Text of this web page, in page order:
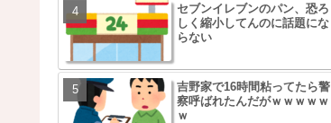
セブンイレブンのパン、恐ろ
しく縮小してんのに話題にな
らない
吉野家で16時間粘ってたら警
察呼ばれたんだがｗｗｗｗｗ
ｗ